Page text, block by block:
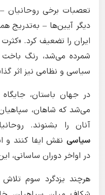
تعصبات برخی
دیگر آیین‌ها – به‌تدریج
ایران را تضعیف کرد.
شمرده می‌شد، رنگ باخت
سیاسی و نظامی نیز اثر
در جهان باستان،
می‌شد که شاهان،
آنان را بشنوند.
سیاسی نقش ایفا کنند و
در اواخر دوران ساسانی،
هرچند یزدگرد سوم